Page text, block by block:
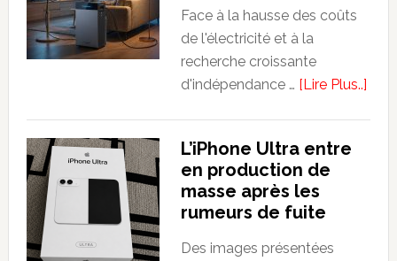
des
équipements
de
protection
Face à la hausse des coûts
de l'électricité et à la
recherche croissante
d'indépendance … [Lire Plus..]
L’iPhone Ultra entre
en production de
masse après les
rumeurs de fuite
Des images présentées